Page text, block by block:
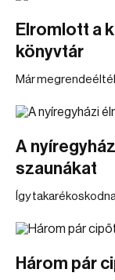
Elromlott a
könyvtár
Már
A
szaunákat
Így
Három pár